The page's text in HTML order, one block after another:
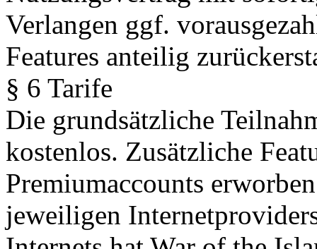
Verlangen ggf.
Features anteilig
§ 6 Tarife
Die grundsätzliche
kostenlos. Zusätzliche
Premiumaccounts
jeweiligen